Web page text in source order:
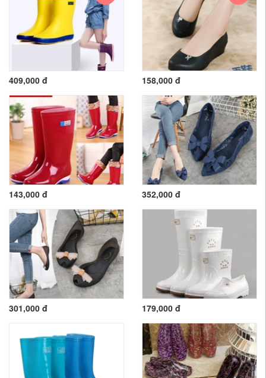
409,000 đ 158,000 đ
143,000 đ 352,000 đ
301,000 đ 179,000 đ